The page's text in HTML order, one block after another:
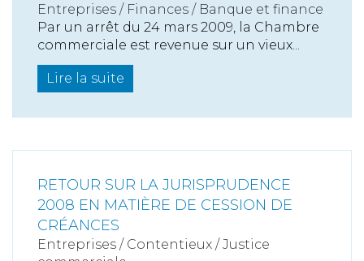
Entreprises / Finances / Banque et finance
Par un arrêt du 24 mars 2009, la Chambre
commerciale est revenue sur un vieux...
Lire la suite
RETOUR SUR LA JURISPRUDENCE
2008 EN MATIÈRE DE CESSION DE
CRÉANCES
Entreprises / Contentieux /Justice